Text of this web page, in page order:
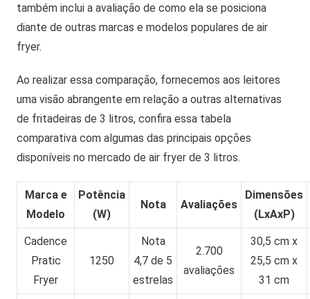
também inclui a avaliação de como ela se posiciona
diante de outras marcas e modelos populares de air
fryer.
Ao realizar essa comparação, fornecemos aos leitores
uma visão abrangente em relação a outras alternativas
de fritadeiras de 3 litros, confira essa tabela
comparativa com algumas das principais opções
disponíveis no mercado de air fryer de 3 litros.
Marca e
Modelo
Potência
(W)
Nota Avaliações
Dimensões
(LxAxP)
Cadence
Pratic
Fryer
1250
Nota
4,7 de 5
estrelas
2.700
avaliações
30,5 cm x
25,5 cm x
31 cm